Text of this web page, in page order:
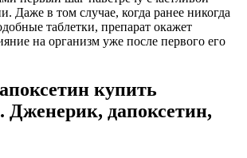
Даже в том случае, когда ранее никогда
таблетки, препарат окажет
на организм уже после первого его
купить
Дженерик, дапоксетин,